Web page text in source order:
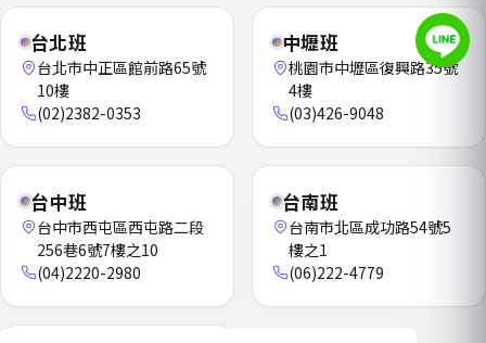
台北班
台北市中正區館前路65號
10樓
(02)2382-0353
中壢班
桃園市中壢區復興路35號
4樓
(03)426-9048
台中班
台中市西屯區西屯路二段
256巷6號7樓之10
(04)2220-2980
台南班
台南市北區成功路54號5
樓之1
(06)222-4779